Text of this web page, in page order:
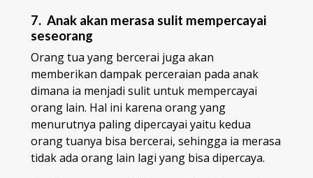
7. Anak akan merasa sulit mempercayai
seseorang
Orang tua yang bercerai juga akan
memberikan dampak perceraian pada anak
dimana ia menjadi sulit untuk mempercayai
orang lain. Hal ini karena orang yang
menurutnya paling dipercayai yaitu kedua
orang tuanya bisa bercerai, sehingga ia merasa
tidak ada orang lain lagi yang bisa dipercaya.